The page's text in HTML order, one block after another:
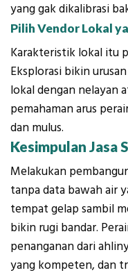
yang gak dikalibrasi
Pilih Vendor Lokal
Karakteristik lokal itu
Eksplorasi bikin
lokal dengan nelayan
pemahaman arus
dan mulus.
Kesimpulan Jasa
Melakukan
tanpa data bawah air
tempat gelap sambil
bikin rugi bandar.
penanganan dari
yang kompeten, dan